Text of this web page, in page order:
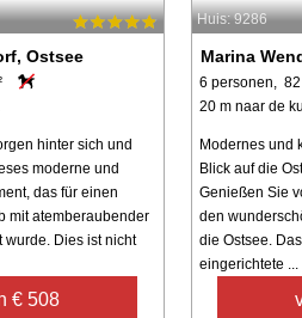
Ostsee
hinter sich und
moderne und
das für einen
mit atemberaubender
wurde. Dies ist nicht
€ 508
Huis: 9286
Marina
6 personen, 82
20 m naar de
Modernes und
Blick auf die
Genießen Sie
den
die Ostsee.
eingerichtete ...